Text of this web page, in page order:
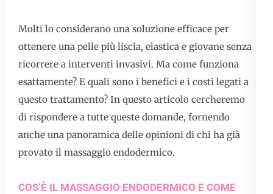
Molti lo considerano una soluzione efficace per
ottenere una pelle più liscia, elastica e giovane senza
ricorrere a interventi invasivi. Ma come funziona
esattamente? E quali sono i benefici e i costi legati a
questo trattamento? In questo articolo cercheremo
di rispondere a tutte queste domande, fornendo
anche una panoramica delle opinioni di chi ha già
provato il massaggio endodermico.
COS’È IL MASSAGGIO ENDODERMICO E COME